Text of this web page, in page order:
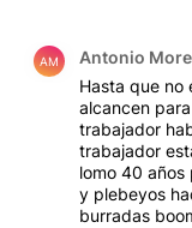
AM Antonio
Hasta que no
alcancen
trabajador
trabajador
lomo 40 años
y plebeyos
burradas